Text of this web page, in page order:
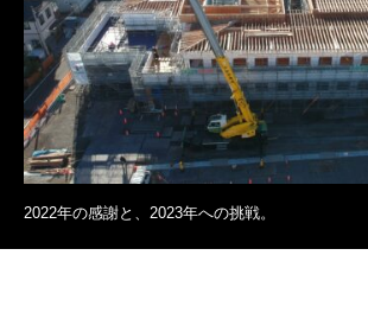
2022年の感謝と、2023年への挑戦。